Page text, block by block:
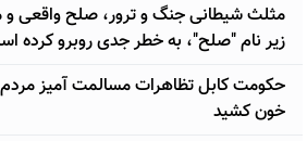
مثلث شیطانی جنگ و ترور، صلح واقعی و
زیر نام "صلح"، به خطر جدی روبرو کرده
حکومت کابل تظاهرات مسالمت آمیز
خون کشید